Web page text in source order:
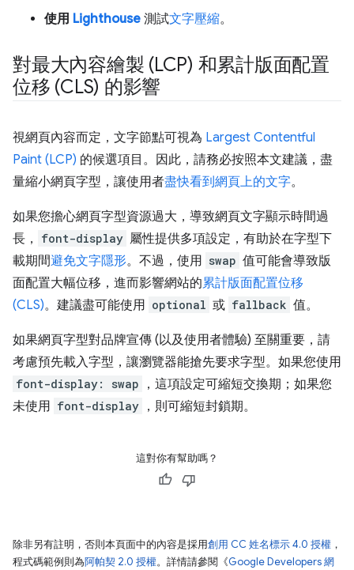
使用 Lighthouse 測試文字壓縮。
對最大內容繪製 (LCP) 和累計版面配置
位移 (CLS) 的影響
視網頁內容而定，文字節點可視為 Largest Contentful
Paint (LCP) 的候選項目。因此，請務必按照本文建議，盡
量縮小網頁字型，讓使用者盡快看到網頁上的文字。
如果您擔心網頁字型資源過大，導致網頁文字顯示時間過
長，
font-display 屬性提供多項設定，有助於在字型下
載期間避免文字隱形。不過，使用 swap 值可能會導致版
面配置大幅位移，進而影響網站的累計版面配置位移
(CLS)。建議盡可能使用 optional 或 fallback 值。
如果網頁字型對品牌宣傳 (以及使用者體驗) 至關重要，請
考慮預先載入字型，讓瀏覽器能搶先要求字型。如果您使用
font-display: swap
，這項設定可縮短交換期；如果您
未使用 font-display ，則可縮短封鎖期。
這對你有幫助嗎？
除非另有註明，否則本頁面中的內容是採用創用 CC 姓名標示 4.0 授權 ，
程式碼範例則為阿帕契 2.0 授權。詳情請參閱《Google Developers 網